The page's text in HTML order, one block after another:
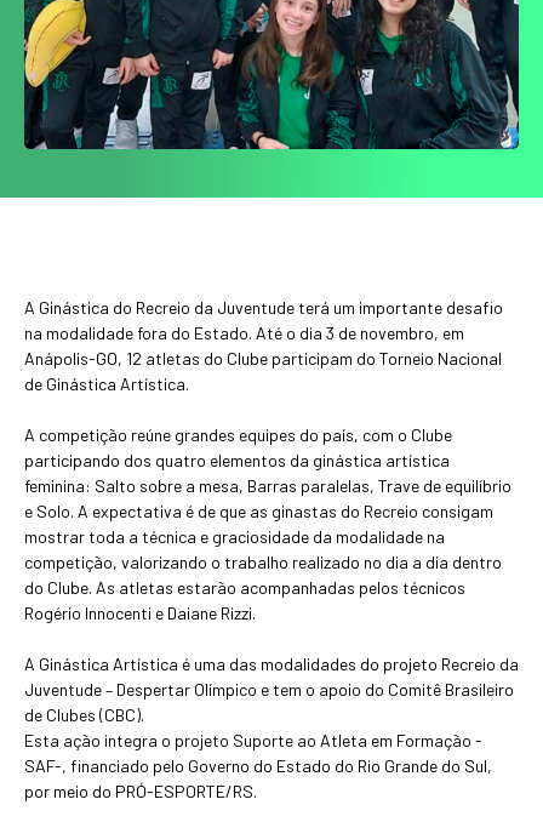
A Ginástica do Recreio da Juventude terá um importante desafio
na modalidade fora do Estado. Até o dia 3 de novembro, em
Anápolis-GO, 12 atletas do Clube participam do Torneio Nacional
de Ginástica Artística.
A competição reúne grandes equipes do país, com o Clube
participando dos quatro elementos da ginástica artística
feminina: Salto sobre a mesa, Barras paralelas, Trave de equilíbrio
e Solo. A expectativa é de que as ginastas do Recreio consigam
mostrar toda a técnica e graciosidade da modalidade na
competição, valorizando o trabalho realizado no dia a dia dentro
do Clube. As atletas estarão acompanhadas pelos técnicos
Rogério Innocenti e Daiane Rizzi.
A Ginástica Artística é uma das modalidades do projeto Recreio da
Juventude – Despertar Olímpico e tem o apoio do Comitê Brasileiro
de Clubes (CBC).
Esta ação integra o projeto Suporte ao Atleta em Formação -
SAF-, financiado pelo Governo do Estado do Rio Grande do Sul,
por meio do PRÓ-ESPORTE/RS.